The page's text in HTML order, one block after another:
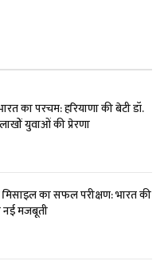
का परचम: हरियाणा की बेटी डॉ.
युवाओं की प्रेरणा
मिसाइल का सफल परीक्षण: भारत की
नई मजबूती